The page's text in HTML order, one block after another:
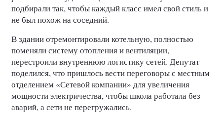
подбирали так, чтобы каждый класс имел свой стиль и
не был похож на соседний.
В здании отремонтировали котельную, полностью
поменяли систему отопления и вентиляции,
перестроили внутреннюю логистику сетей. Депутат
поделился, что пришлось вести переговоры с местным
отделением «Сетевой компании» для увеличения
мощности электричества, чтобы школа работала без
аварий, а сети не перегружались.